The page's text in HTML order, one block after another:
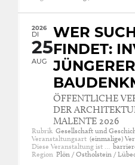
2026
DI
25
AUG
WER
FINDET:
JÜNGERER
ÖFFENTLICHE
DER
MALENTE 2026
Rubrik Gesellschaft und
Veranstaltungsart (einmalige)
Diese Veranstaltung ist …
Region Plön / Ostholstein /